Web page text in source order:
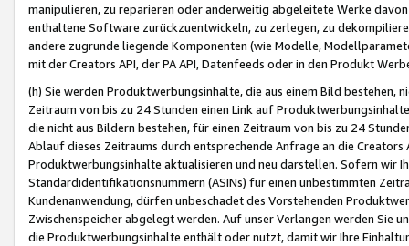
manipulieren, zu reparieren oder anderweitig abgeleitete Werke
enthaltene Software zurückzuentwickeln, zu zerlegen, zu
andere zugrunde liegende Komponenten (wie Modelle,
mit der Creators API, der PA API, Datenfeeds oder in den Produkt
(h) Sie werden Produktwerbungsinhalte, die aus einem Bild bestehen,
Zeitraum von bis zu 24 Stunden einen Link auf
die nicht aus Bildern bestehen, für einen Zeitraum von bis zu 24
Ablauf dieses Zeitraums durch entsprechende Anfrage an die
Produktwerbungsinhalte aktualisieren und neu darstellen. Sofern wir
Standardidentifikationsnummern (ASINs) für einen unbestimmten
Kundenanwendung, dürfen unbeschadet des Vorstehenden
Zwischenspeicher abgelegt werden. Auf unser Verlangen werden Sie
die Produktwerbungsinhalte enthält oder nutzt, damit wir Ihre